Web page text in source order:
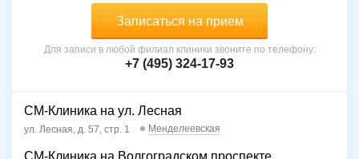
В стандартное обследование перед выполнением
чрескожной вертебропластики входят:
физикальный осмотр и неврологическое
обследование;
коагулограммы;
рентгенография позвоночника в 2-х проекциях;
КТ с реконструкцией зоны повреждения;
Записаться на прием
Для записи в любой филиал клиники звоните по телефону:
+7 (495) 324-17-93
СМ-Клиника на ул. Лесная
ул. Лесная, д. 57, стр. 1 Менделеевская
СМ-Клиника на Волгоградском проспекте